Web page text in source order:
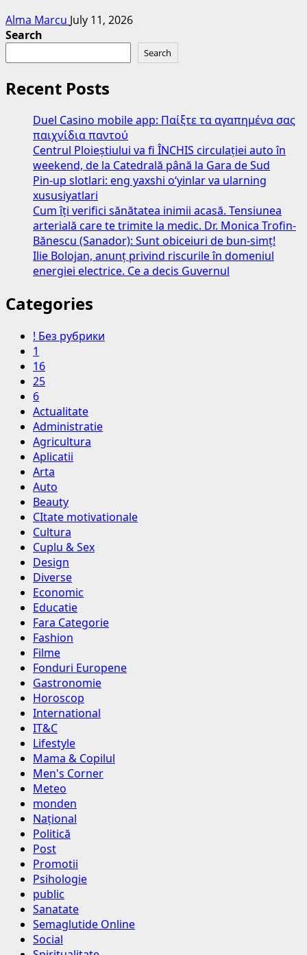
Alma Marcu July 11, 2026
Search
Search
Recent Posts
Duel Casino mobile app: Παίξτε τα αγαπημένα σας
παιχνίδια παντού
Centrul Ploieștiului va fi ÎNCHIS circulației auto în
weekend, de la Catedrală până la Gara de Sud
Pin-up slotlari: eng yaxshi o‘yinlar va ularning
xususiyatlari
Cum îți verifici sănătatea inimii acasă. Tensiunea
arterială care te trimite la medic. Dr. Monica Trofin-
Bănescu (Sanador): Sunt obiceiuri de bun-simț!
Ilie Bolojan, anunț privind riscurile în domeniul
energiei electrice. Ce a decis Guvernul
Categories
! Без рубрики
1
16
25
6
Actualitate
Administratie
Agricultura
Aplicatii
Arta
Auto
Beauty
CItate motivationale
Cultura
Cuplu & Sex
Design
Diverse
Economic
Educatie
Fara Categorie
Fashion
Filme
Fonduri Europene
Gastronomie
Horoscop
International
IT&C
Lifestyle
Mama & Copilul
Men's Corner
Meteo
monden
Național
Politică
Post
Promotii
Psihologie
public
Sanatate
Semaglutide Online
Social